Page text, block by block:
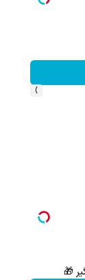
میگیری ؛ثبت نام
›